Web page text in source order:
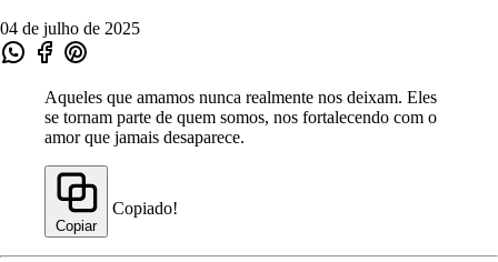
04 de julho de 2025
Aqueles que amamos nunca realmente nos deixam. Eles
se tornam parte de quem somos, nos fortalecendo com o
amor que jamais desaparece.
Copiar
Copiado!